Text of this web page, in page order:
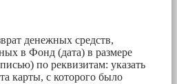
денежных средств,
в Фонд (дата) в размере
по реквизитам: указать
карты, с которого было